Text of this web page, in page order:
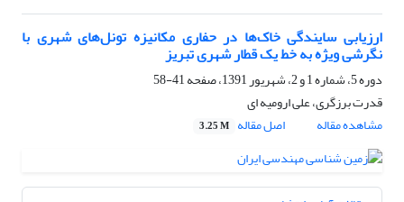
ارزیابی سایندگی خاک‌ها در حفاری مکانیزه تونل‌های شهری با
نگرشی ویژه به خط یک قطار شهری تبریز
دوره 5، شماره 1 و 2، شهریور 1391، صفحه
41-58
قدرت برزگری، علی ارومیه ای
مشاهده مقاله
اصل مقاله 3.25 M